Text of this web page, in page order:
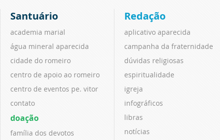
Santuário
academia marial
água mineral aparecida
cidade do romeiro
centro de apoio ao romeiro
centro de eventos pe. vitor
contato
doação
família dos devotos
Redação
aplicativo aparecida
campanha da fraternidade
dúvidas religiosas
espiritualidade
igreja
infográficos
libras
notícias